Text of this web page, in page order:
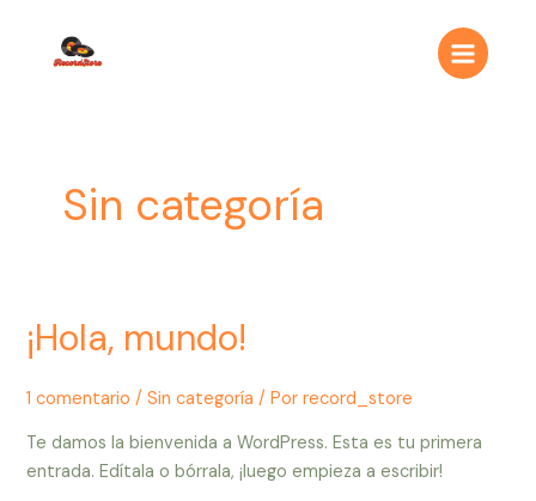
contenido
Main
Menu
Sin categoría
¡Hola, mundo!
1 comentario /Sin categoría / Porrecord_store
Te damos la bienvenida a WordPress. Esta es tu primera
entrada. Edítala o bórrala, ¡luego empieza a escribir!